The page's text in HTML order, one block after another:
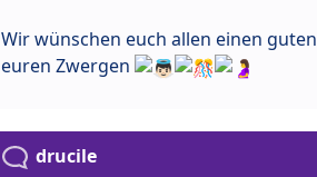
Wir wünschen euch allen einen
euren Zwergen
drucile